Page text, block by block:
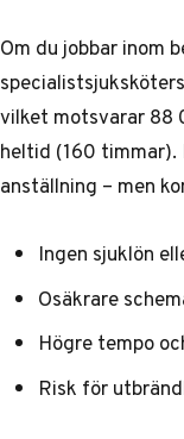
Om du jobbar inom
vilket motsvarar 88
heltid (160
anställning – men
Ingen sjuklön
Osäkrare
Högre tempo
Risk för